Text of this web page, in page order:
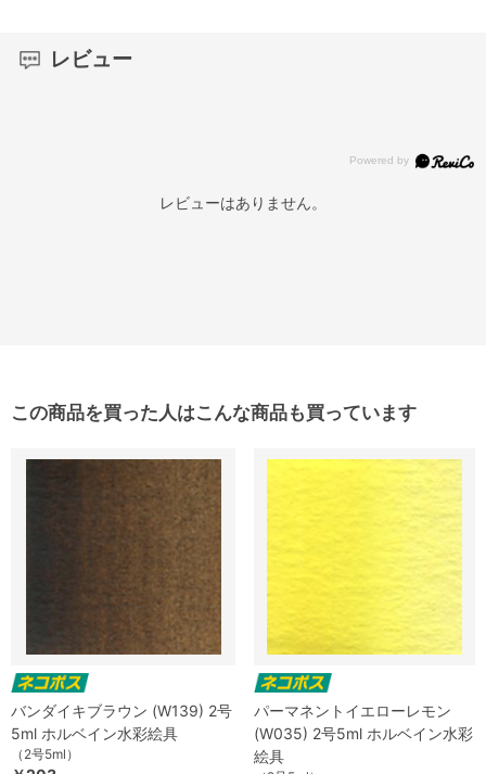
レビュー
レビューはありません。
この商品を買った人はこんな商品も買っています
バンダイキブラウン (W139) 2号
5ml ホルベイン水彩絵具
（2号5ml）
パーマネントイエローレモン
(W035) 2号5ml ホルベイン水彩
絵具